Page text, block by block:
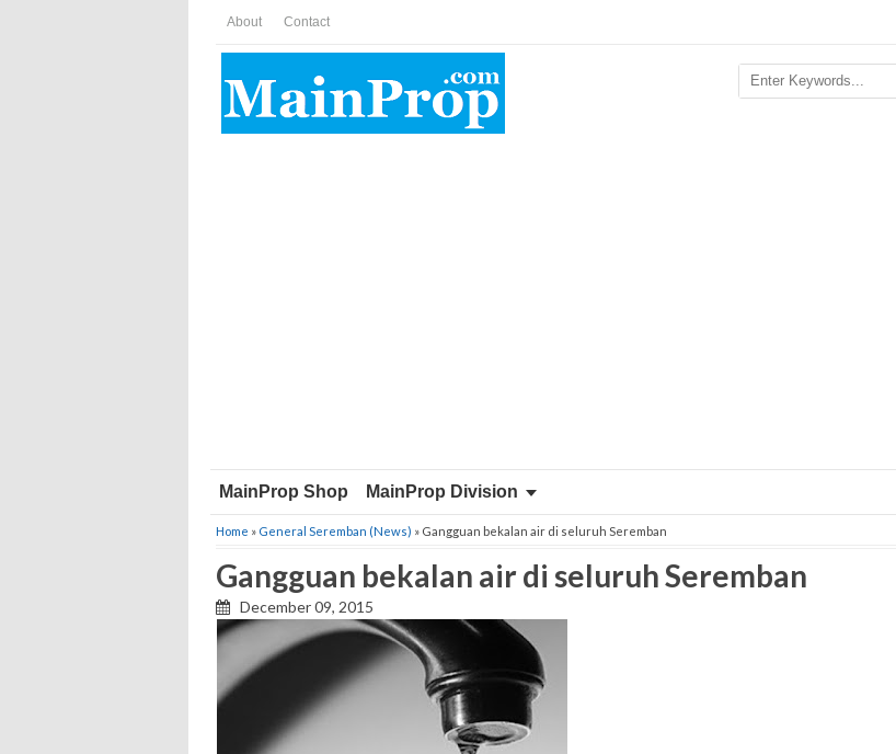
About Contact
MainProp Shop MainProp Division
Home » General Seremban (News) » Gangguan bekalan air di seluruh Seremban
Gangguan bekalan air di seluruh Seremban
December 09, 2015